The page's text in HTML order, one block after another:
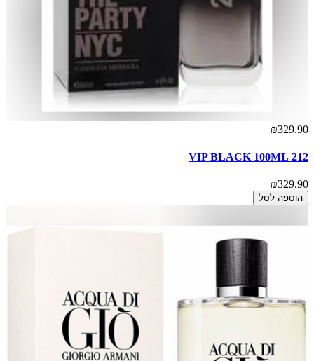
₪329.90
212 VIP BLACK 100ML
₪329.90
הוספה לסל